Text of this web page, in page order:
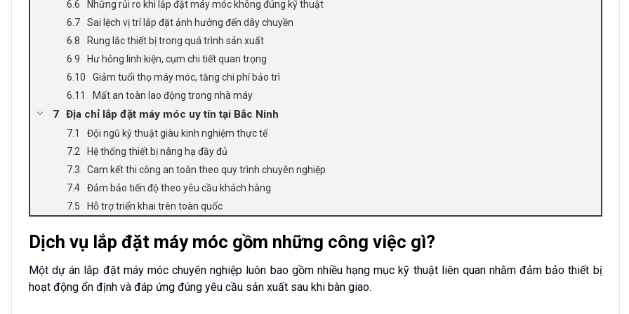
Những rủi ro khi lắp đặt máy móc không đúng kỹ thuật
Sai lệch vị trí lắp đặt ảnh hưởng đến dây chuyền
Rung lắc thiết bị trong quá trình sản xuất
Hư hỏng linh kiện, cụm chi tiết quan trọng
Giảm tuổi thọ máy móc, tăng chi phí bảo trì
Mất an toàn lao động trong nhà máy
Địa chỉ lắp đặt máy móc uy tín tại Bắc Ninh
Đội ngũ kỹ thuật giàu kinh nghiệm thực tế
Hệ thống thiết bị nâng hạ đầy đủ
Cam kết thi công an toàn theo quy trình chuyên nghiệp
Đảm bảo tiến độ theo yêu cầu khách hàng
Hỗ trợ triển khai trên toàn quốc
Dịch vụ lắp đặt máy móc gồm những công việc gì?
Một dự án lắp đặt máy móc chuyên nghiệp luôn bao gồm nhiều hạng mục kỹ thuật liên quan nhằm đảm bảo thiết bị
hoạt động ổn định và đáp ứng đúng yêu cầu sản xuất sau khi bàn giao.